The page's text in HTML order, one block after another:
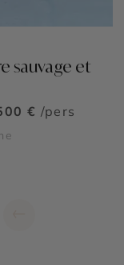
sauvage et
€ /pers